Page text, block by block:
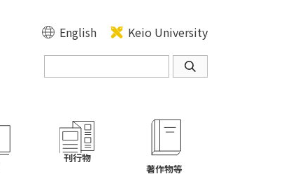
English Keio University
刊行物
著作物等